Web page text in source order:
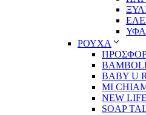
ΡΟΥΧΑ
BABY U
MI
NEW LIFE
SOAP